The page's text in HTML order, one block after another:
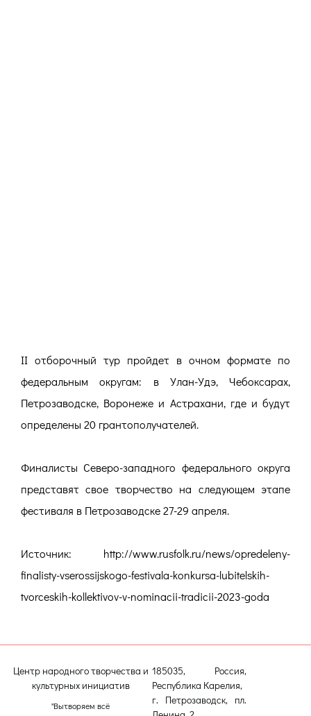
II отборочный тур пройдет в очном формате по
федеральным округам: в Улан-Удэ, Чебоксарах,
Петрозаводске, Воронеже и Астрахани, где и будут
определены 20 грантополучателей.
Финалисты Северо-западного федерального округа
представят свое творчество на следующем этапе
фестиваля в Петрозаводске 27-29 апреля.
Источник: http://www.rusfolk.ru/news/opredeleny-
finalisty-vserossijskogo-festivala-konkursa-lubitelskih-
tvorceskih-kollektivov-v-nominacii-tradicii-2023-goda
Центр народного творчества и
культурных инициатив
"Вытворяем всё
185035, Россия,
Республика Карелия,
г. Петрозаводск, пл.